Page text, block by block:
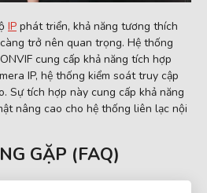
IP phát triển, khả năng tương thích
trở nên quan trọng. Hệ thống
cung cấp khả năng tích hợp
IP, hệ thống kiểm soát truy cập
Sự tích hợp này cung cấp khả năng
nâng cao cho hệ thống liên lạc nội
GẶP (FAQ)